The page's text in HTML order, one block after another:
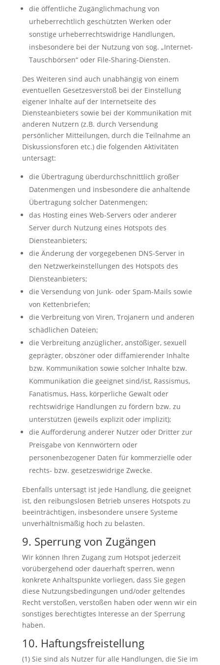
die öffentliche Zugänglichmachung von
urheberrechtlich geschützten Werken oder
sonstige urheberrechtswidrige Handlungen,
insbesondere bei der Nutzung von sog. „Internet-
Tauschbörsen“ oder File-Sharing-Diensten.
Des Weiteren sind auch unabhängig von einem
eventuellen Gesetzesverstoß bei der Einstellung
eigener Inhalte auf der Internetseite des
Diensteanbieters sowie bei der Kommunikation mit
anderen Nutzern (z.B. durch Versendung
persönlicher Mitteilungen, durch die Teilnahme an
Diskussionsforen etc.) die folgenden Aktivitäten
untersagt:
die Übertragung überdurchschnittlich großer
Datenmengen und insbesondere die anhaltende
Übertragung solcher Datenmengen;
das Hosting eines Web-Servers oder anderer
Server durch Nutzung eines Hotspots des
Diensteanbieters;
die Änderung der vorgegebenen DNS-Server in
den Netzwerkeinstellungen des Hotspots des
Diensteanbieters;
die Versendung von Junk- oder Spam-Mails sowie
von Kettenbriefen;
die Verbreitung von Viren, Trojanern und anderen
schädlichen Dateien;
die Verbreitung anzüglicher, anstößiger, sexuell
geprägter, obszöner oder diffamierender Inhalte
bzw. Kommunikation sowie solcher Inhalte bzw.
Kommunikation die geeignet sind/ist, Rassismus,
Fanatismus, Hass, körperliche Gewalt oder
rechtswidrige Handlungen zu fördern bzw. zu
unterstützen (jeweils explizit oder implizit);
die Aufforderung anderer Nutzer oder Dritter zur
Preisgabe von Kennwörtern oder
personenbezogener Daten für kommerzielle oder
rechts- bzw. gesetzeswidrige Zwecke.
Ebenfalls untersagt ist jede Handlung, die geeignet
ist, den reibungslosen Betrieb unseres Hotspots zu
beeinträchtigen, insbesondere unsere Systeme
unverhältnismäßig hoch zu belasten.
9. Sperrung von Zugängen
Wir können Ihren Zugang zum Hotspot jederzeit
vorübergehend oder dauerhaft sperren, wenn
konkrete Anhaltspunkte vorliegen, dass Sie gegen
diese Nutzungsbedingungen und/oder geltendes
Recht verstoßen, verstoßen haben oder wenn wir ein
sonstiges berechtigtes Interesse an der Sperrung
haben.
10. Haftungsfreistellung
(1) Sie sind als Nutzer für alle Handlungen, die Sie im